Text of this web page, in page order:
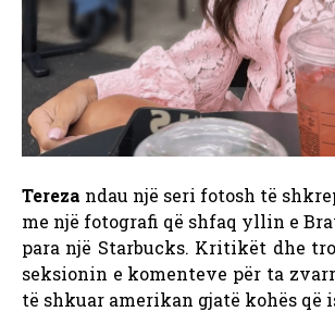
Tereza ndau një seri fotosh të
me një fotografi që shfaq yllin e
para një Starbucks. Kritikët dhe
seksionin e komenteve për ta
të shkuar amerikan gjatë kohës që